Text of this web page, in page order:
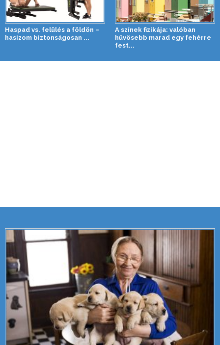
Haspad vs. felülés a földön –
hasizom biztonságosan ...
A színek fizikája: valóban
hűvösebb marad egy fehérre
fest...